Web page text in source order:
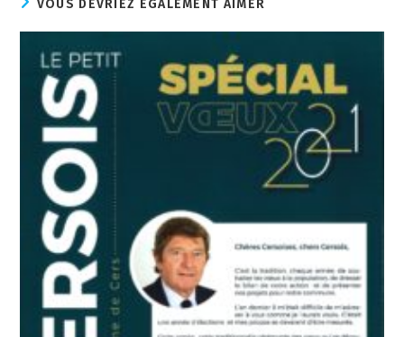
VOUS DEVRIEZ ÉGALEMENT AIMER